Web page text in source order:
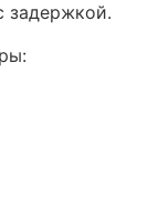
задержкой.